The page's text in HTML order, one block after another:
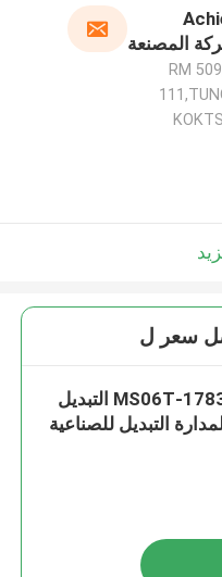
RM
سعر ل
آلن برادلي 1783-MS06T التبديل